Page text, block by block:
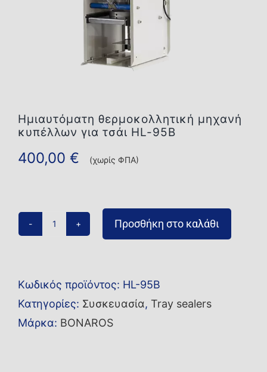
Ημιαυτόματη θερμοκολλητική μηχανή
κυπέλλων για τσάι HL-95B
400,00 € (χωρίς ΦΠΑ)
Ημιαυτόματη
κυπέλλων
για
τσάι
Προσθήκη στο καλάθι
Κωδικός προϊόντος: HL-95B
Κατηγορίες: Συσκευασία, Tray sealers
Μάρκα: BONAROS